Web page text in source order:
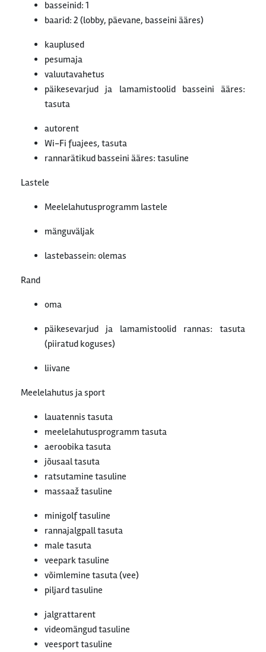
basseinid: 1
baarid: 2 (lobby, päevane, basseini ääres)
kauplused
pesumaja
valuutavahetus
päikesevarjud ja lamamistoolid basseini ääres:
tasuta
autorent
Wi-Fi fuajees, tasuta
rannarätikud basseini ääres: tasuline
Lastele
Meelelahutusprogramm lastele
mänguväljak
lastebassein: olemas
Rand
oma
päikesevarjud ja lamamistoolid rannas: tasuta
(piiratud koguses)
liivane
Meelelahutus ja sport
lauatennis tasuta
meelelahutusprogramm tasuta
aeroobika tasuta
jõusaal tasuta
ratsutamine tasuline
massaaž tasuline
minigolf tasuline
rannajalgpall tasuta
male tasuta
veepark tasuline
võimlemine tasuta (vee)
piljard tasuline
jalgrattarent
videomängud tasuline
veesport tasuline